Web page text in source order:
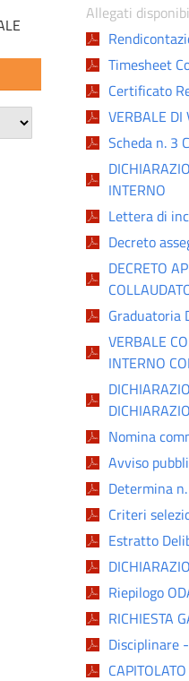
Allegati
Timesheet
Certificato
VERBALE DI
Scheda n. 3
INTERNO
Lettera di
Decreto
DECRETO
Graduatoria
VERBALE
INTERNO
Nomina
Avviso
Determina
Criteri
Estratto
Riepilogo
RICHIESTA
Disciplinare